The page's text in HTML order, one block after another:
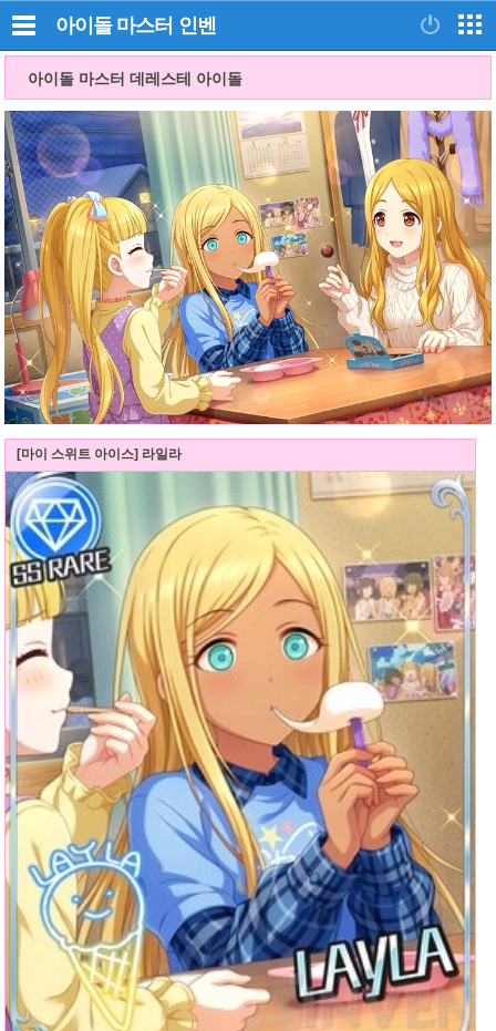
아이돌 마스터 인벤
아이돌 마스터 데레스테 아이돌
[마이 스위트 아이스] 라일라